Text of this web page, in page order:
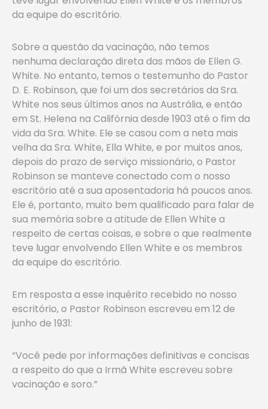
da equipe do escritório.
Sobre a questão da vacinação, não temos
nenhuma declaração direta das mãos de Ellen G.
White. No entanto, temos o testemunho do Pastor
D. E. Robinson, que foi um dos secretários da Sra.
White nos seus últimos anos na Austrália, e então
em St. Helena na Califórnia desde 1903 até o fim da
vida da Sra. White. Ele se casou com a neta mais
velha da Sra. White, Ella White, e por muitos anos,
depois do prazo de serviço missionário, o Pastor
Robinson se manteve conectado com o nosso
escritório até a sua aposentadoria há poucos anos.
Ele é, portanto, muito bem qualificado para falar de
sua memória sobre a atitude de Ellen White a
respeito de certas coisas, e sobre o que realmente
teve lugar envolvendo Ellen White e os membros
da equipe do escritório.
Em resposta a esse inquérito recebido no nosso
escritório, o Pastor Robinson escreveu em 12 de
junho de 1931:
“Você pede por informações definitivas e concisas
a respeito do que a Irmã White escreveu sobre
vacinação e soro.”